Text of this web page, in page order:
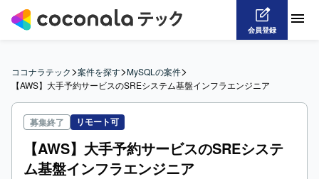
会員登録
ココナラテック>案件を探す>MySQLの案件>
【AWS】大手予約サービスのSREシステム基盤インフラエンジニア
募集終了 リモート可
【AWS】大手予約サービスのSREシステ
ム基盤インフラエンジニア